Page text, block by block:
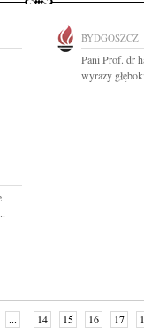
BYDGOSZCZ
Pani Prof. dr
wyrazy
... 14 15 16 17